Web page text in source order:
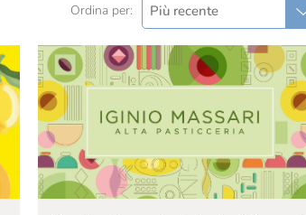
Ordina per: Più recente